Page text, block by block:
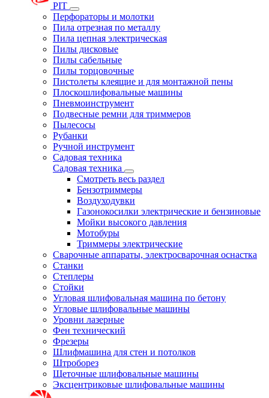
PIT
Перфораторы и молотки
Пила отрезная по металлу
Пила цепная электрическая
Пилы дисковые
Пилы сабельные
Пилы торцовочные
Пистолеты клеящие и для монтажной пены
Плоскошлифовальные машины
Пневмоинструмент
Подвесные ремни для триммеров
Пылесосы
Рубанки
Ручной инструмент
Садовая техника
Садовая техника
Смотреть весь раздел
Бензотриммеры
Воздуходувки
Газонокосилки электрические и бензиновые
Мойки высокого давления
Мотобуры
Триммеры электрические
Сварочные аппараты, электросварочная оснастка
Станки
Степлеры
Стойки
Угловая шлифовальная машина по бетону
Угловые шлифовальные машины
Уровни лазерные
Фен технический
Фрезеры
Шлифмашина для стен и потолков
Штроборез
Щеточные шлифовальные машины
Эксцентриковые шлифовальные машины